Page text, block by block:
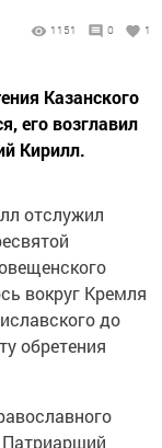
1151 0 1
Казанского
его возглавил
Кирилл.
отслужил
вокруг Кремля
до
обретения
Патриарший